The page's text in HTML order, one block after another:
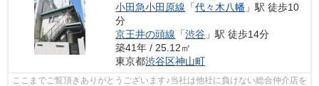
小田急小田原線 「代々木八幡 」駅 徒歩10
分
京王井の頭線 「渋谷 」駅 徒歩14分
築41年 / 25.12㎡
東京都渋谷区神山町
ここまでご覧頂きありがとうございます♪当社は他社に負けない総合仲介店を